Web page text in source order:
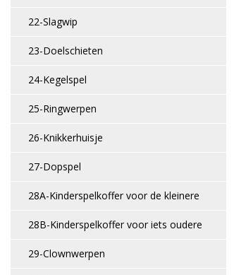
22-Slagwip
23-Doelschieten
24-Kegelspel
25-Ringwerpen
26-Knikkerhuisje
27-Dopspel
28A-Kinderspelkoffer voor de kleinere
28B-Kinderspelkoffer voor iets oudere
29-Clownwerpen